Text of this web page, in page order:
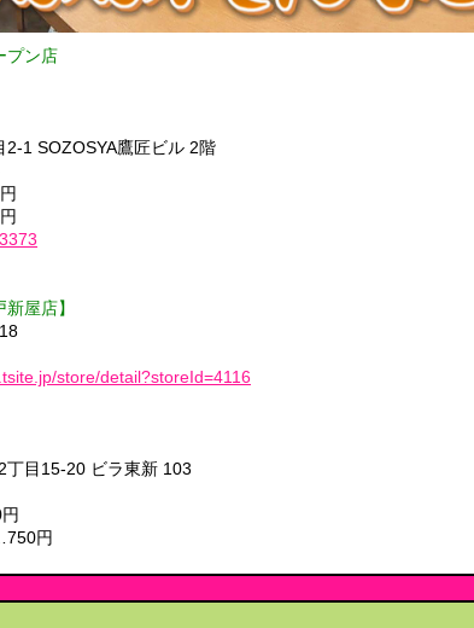
プン店
2-1 SOZOSYA鷹匠ビル 2階
新屋店】
store/detail?storeId=4116
丁目15-20 ビラ東新 103
円